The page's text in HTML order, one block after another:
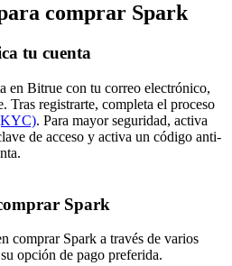
sobre cómo obtener ingresos pasivos
comprar Spark
tu cuenta
en Bitrue con tu correo electrónico,
Tras registrarte, completa el proceso
. Para mayor seguridad, activa
de acceso y activa un código anti-
Spark
comprar Spark a través de varios
opción de pago preferida.